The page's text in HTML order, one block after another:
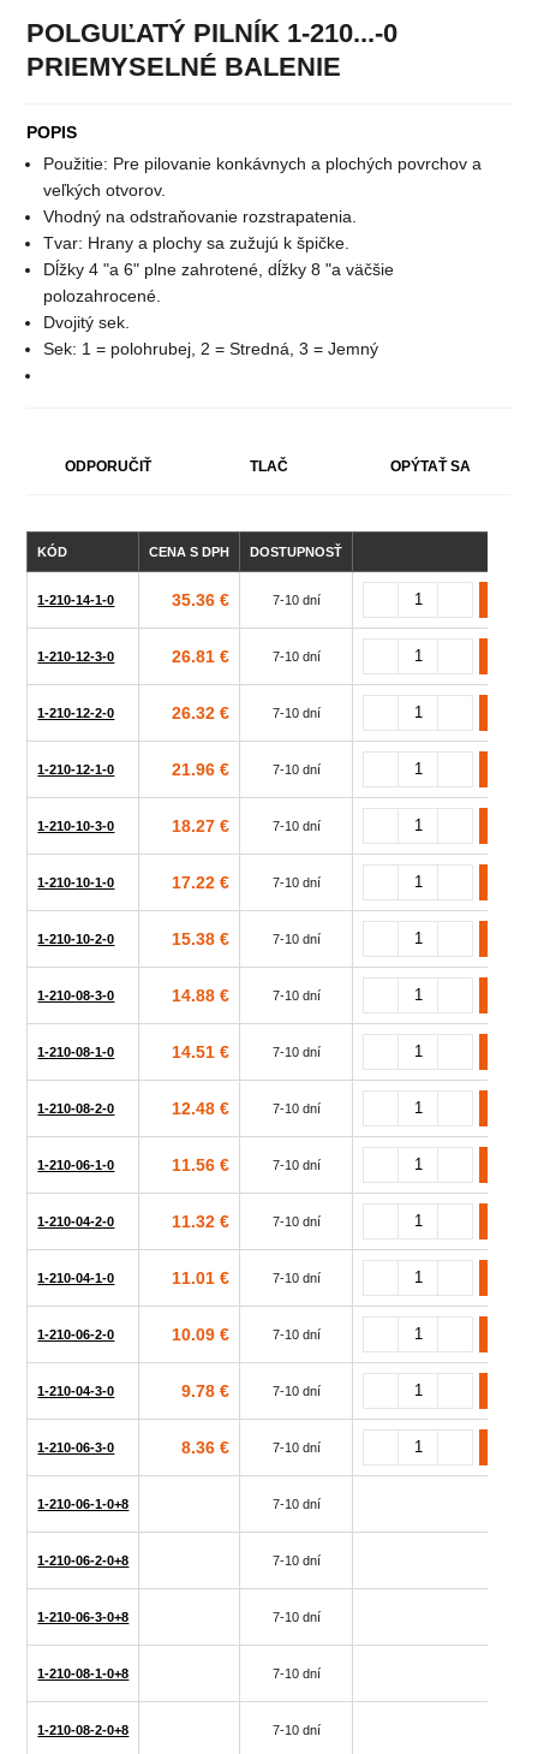
POLGUĽATÝ PILNÍK 1-210...-0
PRIEMYSELNÉ BALENIE
POPIS
Použitie: Pre pilovanie konkávnych a plochých povrchov a
veľkých otvorov.
Vhodný na odstraňovanie rozstrapatenia.
Tvar: Hrany a plochy sa zužujú k špičke.
Dĺžky 4 "a 6" plne zahrotené, dĺžky 8 "a väčšie
polozahrocené.
Dvojitý sek.
Sek: 1 = polohrubej, 2 = Stredná, 3 = Jemný
ODPORUČIŤ TLAČ OPÝTAŤ SA
KÓD CENA S DPH DOSTUPNOSŤ
1-210-14-1-0 35.36 € 7-10 dní
1-210-12-3-0 26.81 € 7-10 dní
1-210-12-2-0 26.32 € 7-10 dní
1-210-12-1-0 21.96 € 7-10 dní
1-210-10-3-0 18.27 € 7-10 dní
1-210-10-1-0 17.22 € 7-10 dní
1-210-10-2-0 15.38 € 7-10 dní
1-210-08-3-0 14.88 € 7-10 dní
1-210-08-1-0 14.51 € 7-10 dní
1-210-08-2-0 12.48 € 7-10 dní
1-210-06-1-0 11.56 € 7-10 dní
1-210-04-2-0 11.32 € 7-10 dní
1-210-04-1-0 11.01 € 7-10 dní
1-210-06-2-0 10.09 € 7-10 dní
1-210-04-3-0 9.78 € 7-10 dní
1-210-06-3-0 8.36 € 7-10 dní
1-210-06-1-0+8 7-10 dní
1-210-06-2-0+8 7-10 dní
1-210-06-3-0+8 7-10 dní
1-210-08-1-0+8 7-10 dní
1-210-08-2-0+8 7-10 dní